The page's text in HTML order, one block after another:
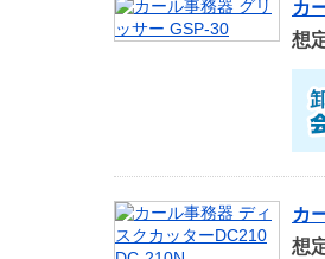
カ
想
カ
想